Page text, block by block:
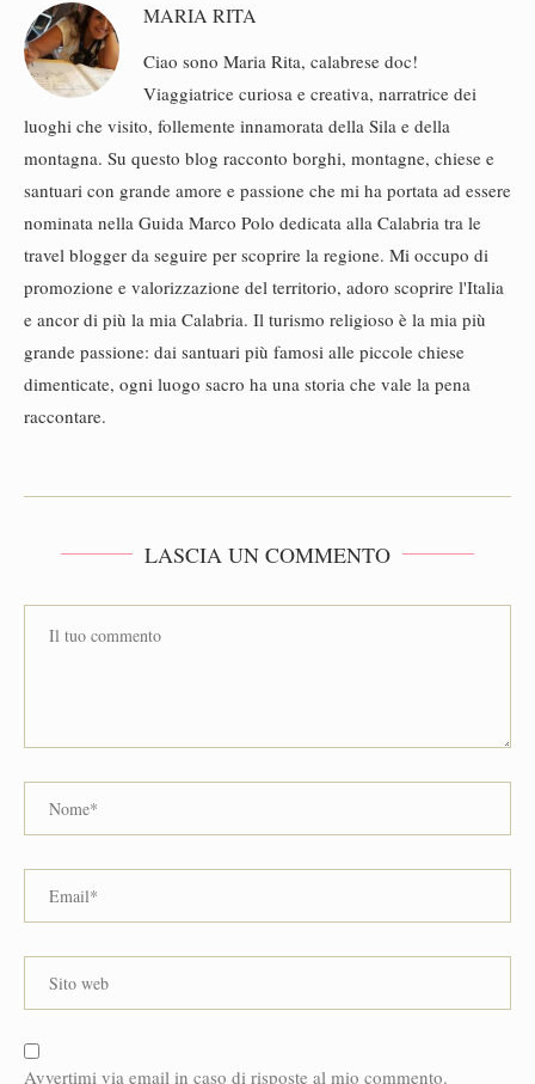
MARIA RITA
Ciao sono Maria Rita, calabrese doc!
Viaggiatrice curiosa e creativa, narratrice dei
luoghi che visito, follemente innamorata della Sila e della
montagna. Su questo blog racconto borghi, montagne, chiese e
santuari con grande amore e passione che mi ha portata ad essere
nominata nella Guida Marco Polo dedicata alla Calabria tra le
travel blogger da seguire per scoprire la regione. Mi occupo di
promozione e valorizzazione del territorio, adoro scoprire l'Italia
e ancor di più la mia Calabria. Il turismo religioso è la mia più
grande passione: dai santuari più famosi alle piccole chiese
dimenticate, ogni luogo sacro ha una storia che vale la pena
raccontare.
LASCIA UN COMMENTO
Avvertimi via email in caso di risposte al mio commento.